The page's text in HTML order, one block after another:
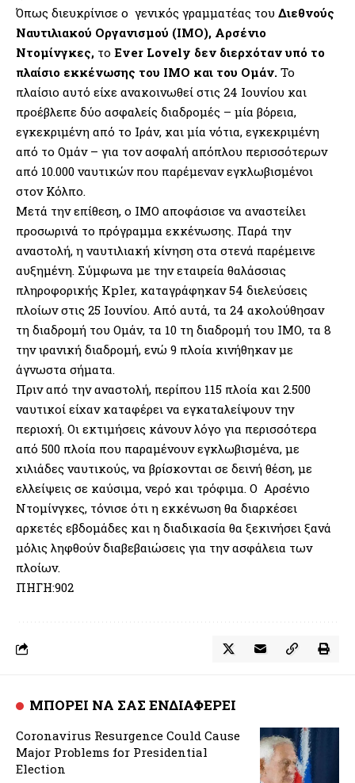
Όπως διευκρίνισε ο γενικός γραμματέας του Διεθνούς
Ναυτιλιακού Οργανισμού (IMO), Αρσένιο
Ντομίνγκες, το Ever Lovely δεν διερχόταν υπό το
πλαίσιο εκκένωσης του ΙΜΟ και του Ομάν. Το
πλαίσιο αυτό είχε ανακοινωθεί στις 24 Ιουνίου και
προέβλεπε δύο ασφαλείς διαδρομές – μία βόρεια,
εγκεκριμένη από το Ιράν, και μία νότια, εγκεκριμένη
από το Ομάν – για τον ασφαλή απόπλου περισσότερων
από 10.000 ναυτικών που παρέμεναν εγκλωβισμένοι
στον Κόλπο.
Μετά την επίθεση, ο ΙΜΟ αποφάσισε να αναστείλει
προσωρινά το πρόγραμμα εκκένωσης. Παρά την
αναστολή, η ναυτιλιακή κίνηση στα στενά παρέμεινε
αυξημένη. Σύμφωνα με την εταιρεία θαλάσσιας
πληροφορικής Kpler, καταγράφηκαν 54 διελεύσεις
πλοίων στις 25 Ιουνίου. Από αυτά, τα 24 ακολούθησαν
τη διαδρομή του Ομάν, τα 10 τη διαδρομή του ΙΜΟ, τα 8
την ιρανική διαδρομή, ενώ 9 πλοία κινήθηκαν με
άγνωστα σήματα.
Πριν από την αναστολή, περίπου 115 πλοία και 2.500
ναυτικοί είχαν καταφέρει να εγκαταλείψουν την
περιοχή. Οι εκτιμήσεις κάνουν λόγο για περισσότερα
από 500 πλοία που παραμένουν εγκλωβισμένα, με
χιλιάδες ναυτικούς, να βρίσκονται σε δεινή θέση, με
ελλείψεις σε καύσιμα, νερό και τρόφιμα. Ο Αρσένιο
Ντομίνγκες, τόνισε ότι η εκκένωση θα διαρκέσει
αρκετές εβδομάδες και η διαδικασία θα ξεκινήσει ξανά
μόλις ληφθούν διαβεβαιώσεις για την ασφάλεια των
πλοίων.
ΠΗΓΗ:902
ΜΠΟΡΕΙ ΝΑ ΣΑΣ ΕΝΔΙΑΦΕΡΕΙ
Coronavirus Resurgence Could Cause
Major Problems for Presidential
Election